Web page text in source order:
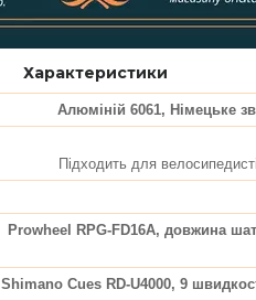
Характеристики
Алюміній 6061, Німецьке
Підходить для
Prowheel RPG-FD16A, довжина
Shimano Cues RD-U4000, 9